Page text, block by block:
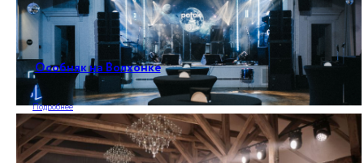
Особняк на Волхонке
Подробнее